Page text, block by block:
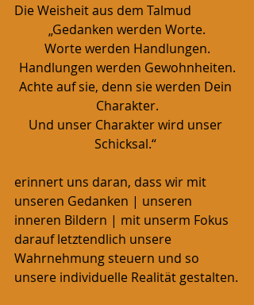
Die Weisheit aus dem Talmud
„Gedanken werden Worte.
Worte werden Handlungen.
Handlungen werden Gewohnheiten.
Achte auf sie, denn sie werden Dein
Charakter.
Und unser Charakter wird unser
Schicksal.“
erinnert uns daran, dass wir mit
unseren Gedanken | unseren
inneren Bildern | mit unserm Fokus
darauf letztendlich unsere
Wahrnehmung steuern und so
unsere individuelle Realität gestalten.